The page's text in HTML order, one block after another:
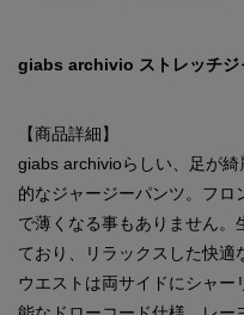
giabs archivio ストレッチジ
【商品詳細】
giabs archivioらしい、足が
的なジャージーパンツ。フ
で薄くなる事もありません。
ており、リラックスした快適
ウエストは両サイドにシャ